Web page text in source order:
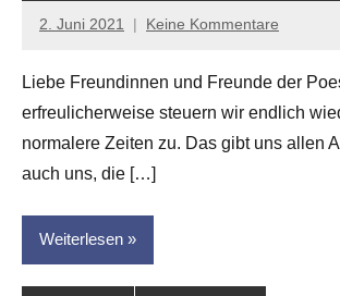
2. Juni 2021
Jan-
Hornauer
für
dasgedichtblog
Keine Kommentare
Liebe Freundinnen und Freunde der
erfreulicherweise steuern wir endlich
normalere Zeiten zu. Das gibt uns allen
auch uns, die […]
Weiterlesen